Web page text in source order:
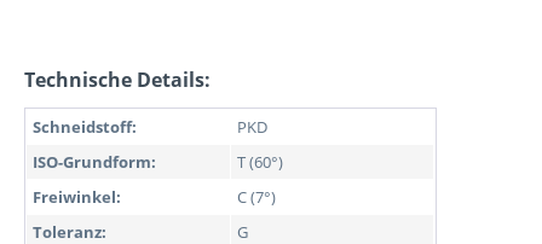
Technische Details:
Schneidstoff:
PKD
ISO-Grundform:
T (60°)
Freiwinkel:
C (7°)
Toleranz:
G